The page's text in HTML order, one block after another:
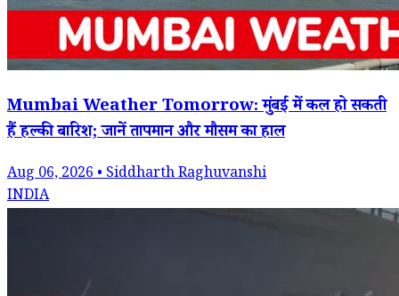
Mumbai Weather Tomorrow: मुंबई में कल हो सकती
हैं हल्की बारिश; जानें तापमान और मौसम का हाल
Aug 06, 2026 • Siddharth Raghuvanshi
INDIA